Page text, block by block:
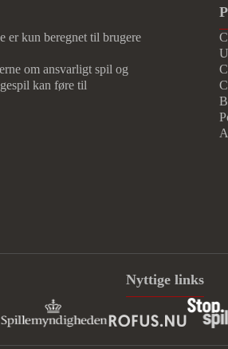
er kun beregnet til brugere
om ansvarligt spil og
kan føre til
Nyttige links